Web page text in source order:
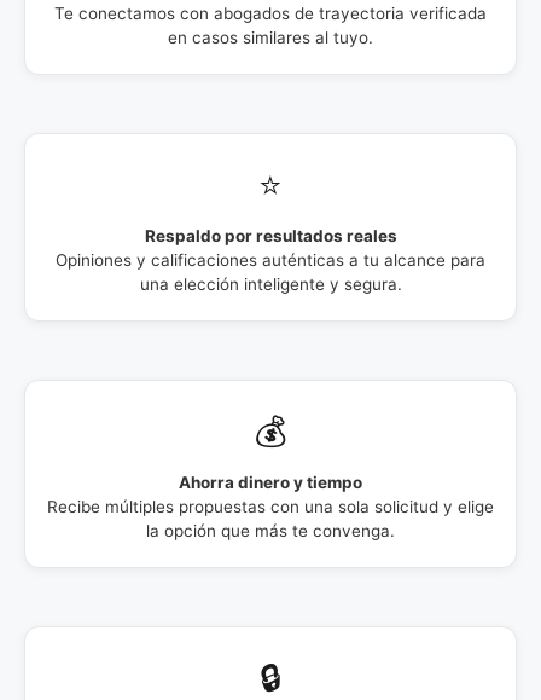
Te conectamos con abogados de trayectoria verificada
en casos similares al tuyo.
⭐
Respaldo por resultados reales
Opiniones y calificaciones auténticas a tu alcance para
una elección inteligente y segura.
💰
Ahorra dinero y tiempo
Recibe múltiples propuestas con una sola solicitud y elige
la opción que más te convenga.
🔒